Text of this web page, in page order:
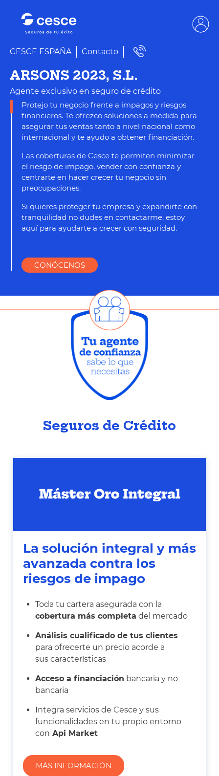
CESCE ESPAÑA Contacto
ARSONS 2023, S.L.
Agente exclusivo en seguro de crédito
Protejo tu negocio frente a impagos y riesgos
financieros. Te ofrezco soluciones a medida para
asegurar tus ventas tanto a nivel nacional como
internacional y te ayudo a obtener financiación.
Las coberturas de Cesce te permiten minimizar
el riesgo de impago, vender con confianza y
centrarte en hacer crecer tu negocio sin
preocupaciones.
Si quieres proteger tu empresa y expandirte con
tranquilidad no dudes en contactarme, estoy
aquí para ayudarte a crecer con seguridad.
CONÓCENOS
Seguros de Crédito
La solución integral y más
avanzada contra los
riesgos de impago
Toda tu cartera asegurada con la
cobertura más completa del mercado
Análisis cualificado de tus clientes
para ofrecerte un precio acorde a
sus características
Acceso a financiación bancaria y no
bancaria
Integra servicios de Cesce y sus
funcionalidades en tu propio entorno
con Api Market
MÁS INFORMACIÓN